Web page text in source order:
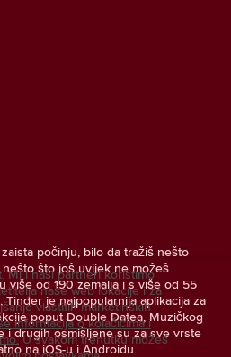
počinju, bilo da tražiš nešto
što još uvijek ne možeš
više od 190 zemalja i s više od 55
je najpopularnija aplikacija za
poput Double Datea, Muzičkog
i drugih osmišljene su za sve vrste
na iOS-u i Androidu.
Mi i naši partneri koristimo
naše web lokacije i za
vlastitih marketinških
informacija o kolačićima i
U svakom trenutku možeš